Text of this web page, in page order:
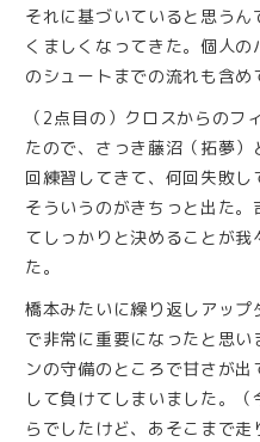
それに基づいていると思う
くましくなってきた。個人の
のシュートまでの流れも含め
（2点目の）クロスからのフ
たので、さっき藤沼（拓夢
回練習してきて、何回失敗し
そういうのがきちっと出た
てしっかりと決めることが
た。
橋本みたいに繰り返しアッ
で非常に重要になったと思
ンの守備のところで甘さが
して負けてしまいました。
らでしたけど、あそこまで